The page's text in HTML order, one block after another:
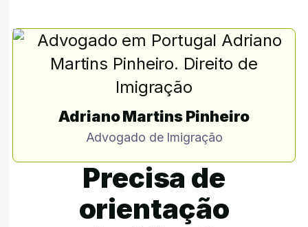
Adriano Martins Pinheiro
Advogado de Imigração
Precisa de
orientação